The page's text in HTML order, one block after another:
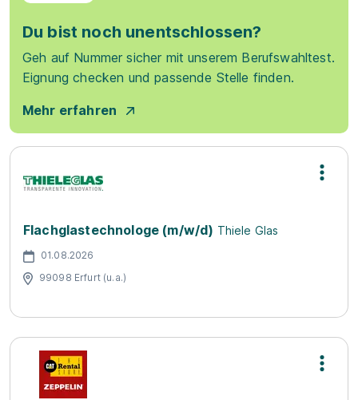
Du bist noch unentschlossen?
Geh auf Nummer sicher mit unserem Berufswahltest.
Eignung checken und passende Stelle finden.
Mehr erfahren
Flachglastechnologe (m/w/d) Thiele Glas
01.08.2026
99098 Erfurt (u.a.)